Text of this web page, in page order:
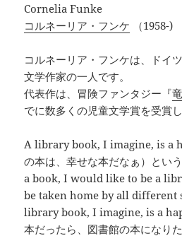
Cornelia Funke
コルネーリア・フンケ （1958-)
コルネーリア・フンケは、ドイ
文学作家の一人です。
代表作は、冒険ファンタジー『
でに数多くの児童文学賞を受賞し
A library book, I imagine, is a
の本は、幸せな本だなぁ）とい
a book, I would like to be a
be taken home by all different
library book, I imagine, is a
本だったら、図書館の本になり